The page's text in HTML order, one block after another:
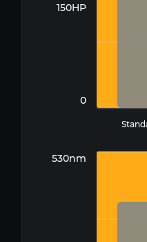
150HP
0
530nm